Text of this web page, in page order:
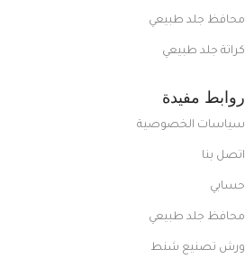
محافظ جلد طبيعي
كراتة جلد طبيعي
روابط مفيدة
سياسات الخصوصية
اتصل بنا
حسابي
محافظ جلد طبيعي
ورش تصنيع شنط